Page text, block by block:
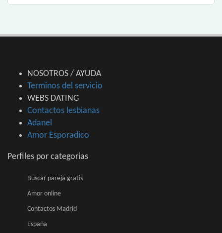
NOSOTROS / AYUDA
Terminos del servicio
WEBS DATING
Contactos lesbianas
Adanel
Amor Esporadico
Perfiles por categorias
Buscar pareja gratis
Amor online
Contactos Madrid
España